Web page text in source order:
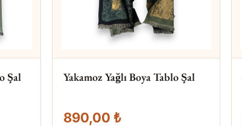
Şal Yakamoz Yağlı Boya Tablo Şal
890,00 ₺